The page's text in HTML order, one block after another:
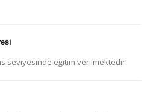
seviyesinde eğitim verilmektedir.